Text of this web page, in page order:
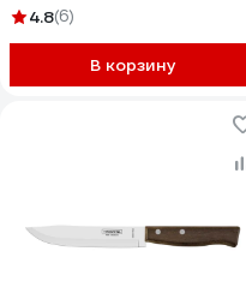
4.8(6)
В корзину